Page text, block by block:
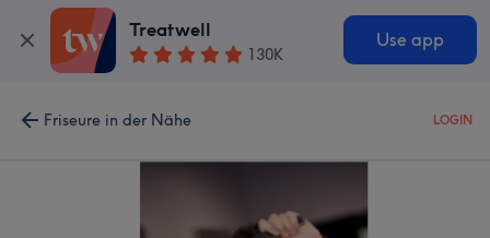
Treatwell
130K
Use app
Friseure in der Nähe LOGIN